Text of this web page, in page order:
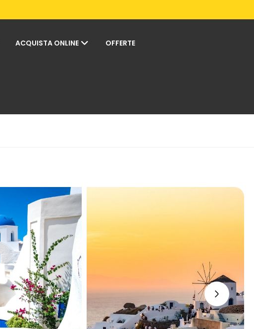
ACQUISTA ONLINE OFFERTE
›